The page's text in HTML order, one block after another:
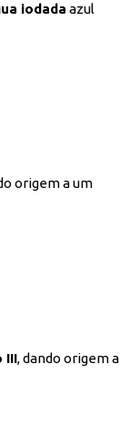
iodada azul
origem a um
III, dando origem a